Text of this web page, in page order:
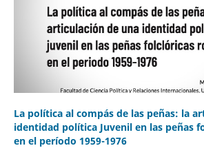
La política al compás de las peñas: la
identidad política Juvenil en las peñas
en el período 1959-1976